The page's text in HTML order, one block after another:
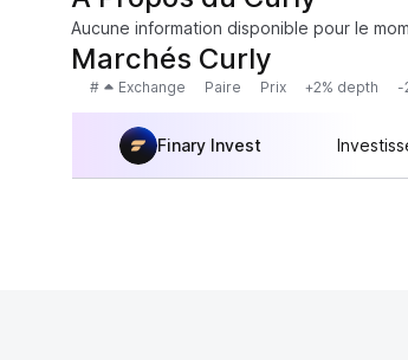
Aucune information disponible pour le
Marchés Curly
# Exchange Paire Prix +2% depth -
Finary Invest